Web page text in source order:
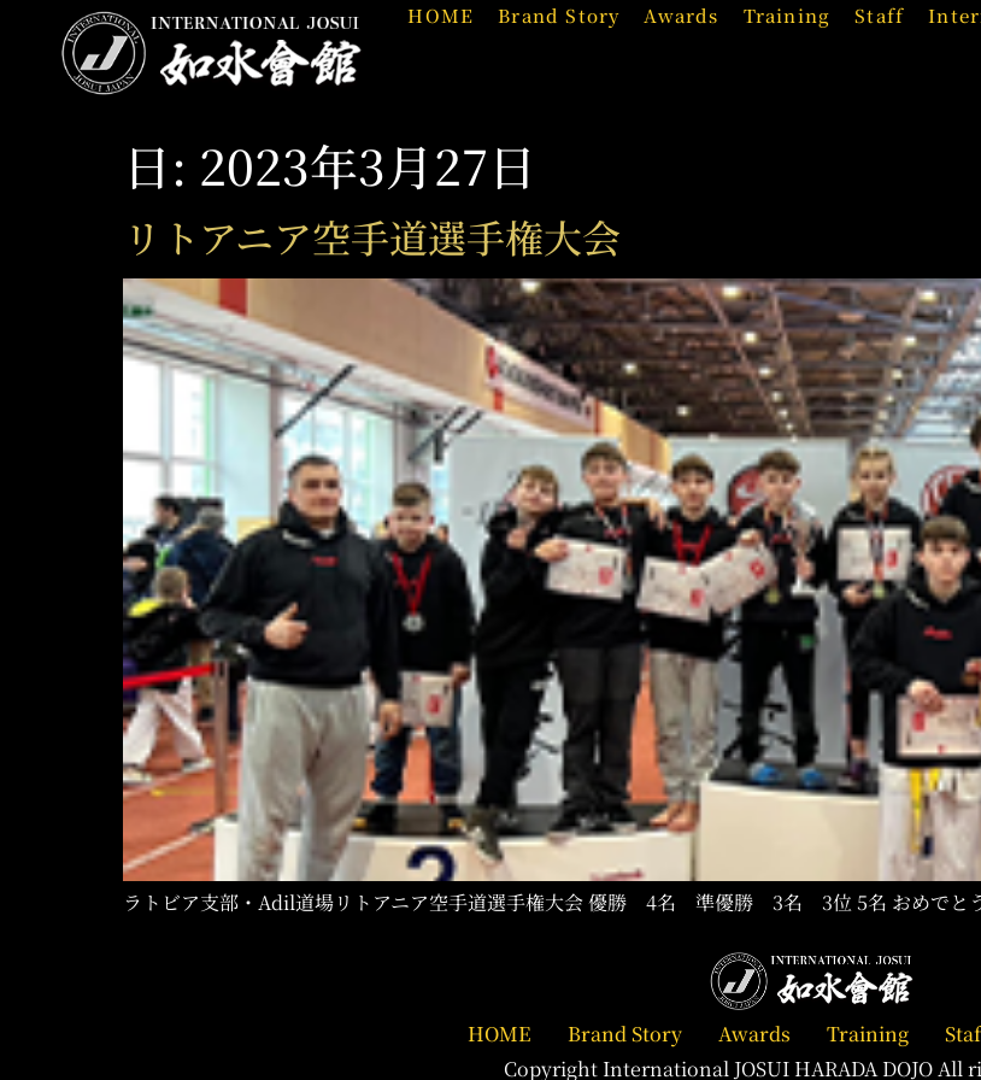
HOME Brand Story Awards Training Staff
日: 2023年3月27日
リトアニア空手道選手権大会
ラトビア支部・Adil道場リトアニア空手道選手権大会 優勝 4名 準優勝 3名 3位 5名 おめでとう
HOME Brand Story Awards Training
Copyright International JOSUI HARADA DOJO All